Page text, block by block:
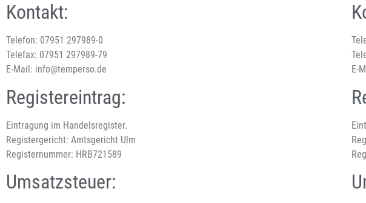
Kontakt:
Telefon: 07951 297989-0
Telefax: 07951 297989-79
E-Mail: info@temperso.de
Registereintrag:
Eintragung im Handelsregister.
Registergericht: Amtsgericht Ulm
Registernummer: HRB721589
Umsatzsteuer:
E-